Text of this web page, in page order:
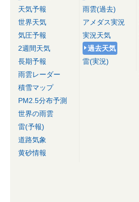
天気予報
世界天気
気圧予報
2週間天気
長期予報
雨雲レーダー
積雪マップ
PM2.5分布予測
世界の雨雲
雷(予報)
道路気象
黄砂情報
雨雲(過去)
アメダス実況
実況天気
過去天気
雷(実況)